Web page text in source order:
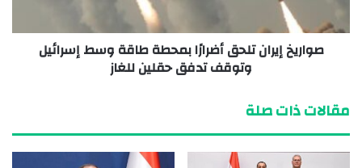
صواريخ إيران تلحق أضرارًا بمحطة طاقة وسط إسرائيل
وتوقف تدفق حقلين للغاز
مقالات ذات صلة